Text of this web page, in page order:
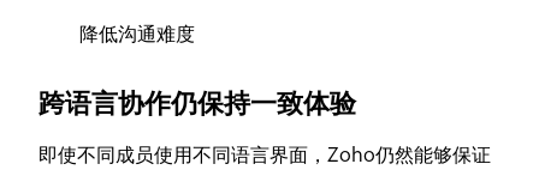
降低沟通难度
跨语言协作仍保持一致体验
即使不同成员使用不同语言界面，Zoho仍然能够保证